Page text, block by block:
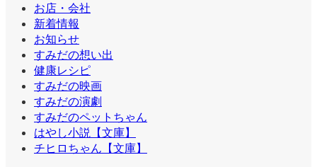
お店・会社
新着情報
お知らせ
すみだの想い出
健康レシピ
すみだの映画
すみだの演劇
すみだのペットちゃん
はやし小説【文庫】
チヒロちゃん【文庫】